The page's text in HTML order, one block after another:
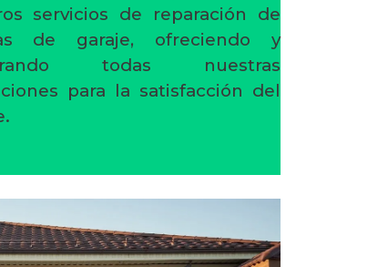
servicios de reparación de
de garaje, ofreciendo y
todas nuestras
para la satisfacción del